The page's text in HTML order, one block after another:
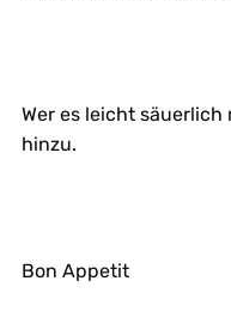
Wer es leicht
hinzu.
Bon Appetit